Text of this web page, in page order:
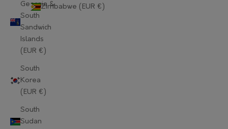
Georgia &
South
Sandwich
Islands
(EUR €)
South
Korea
(EUR €)
South
Sudan
Zimbabwe (EUR €)
Maldives (EUR €)
Mali (EUR €)
Martinique (EUR €)
Mauritius (EUR €)